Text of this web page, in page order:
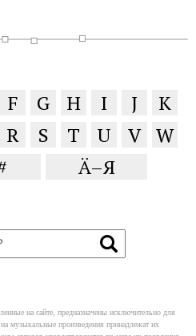
F G H I J
K
R S T U V W
Ä–Я
на сайте, предназначены исключительно для
музыкальные произведения принадлежат их